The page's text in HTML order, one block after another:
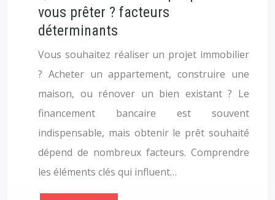
vous prêter ? facteurs
déterminants
Vous souhaitez réaliser un projet immobilier
? Acheter un appartement, construire une
maison, ou rénover un bien existant ? Le
financement bancaire est souvent
indispensable, mais obtenir le prêt souhaité
dépend de nombreux facteurs. Comprendre
les éléments clés qui influent…